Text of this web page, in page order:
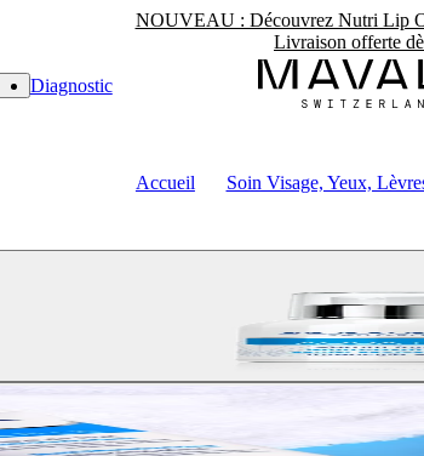
NOUVEAU : Découvrez Nutri Lip
Livraison offerte
Diagnostic
Accueil Soin Visage, Yeux,